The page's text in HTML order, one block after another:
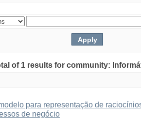
of 1 results for community:
para representação de
de negócio